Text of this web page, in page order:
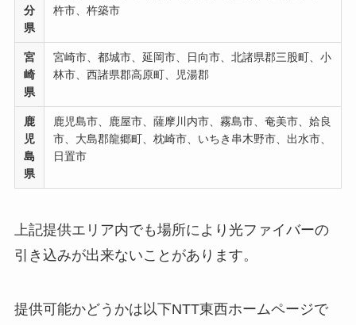
分
県
杵市、杵築市
宮
崎
県
宮崎市、都城市、延岡市、日向市、北諸県郡三股町、小
林市、西諸県郡高原町、児湯郡
鹿
児
島
県
鹿児島市、鹿屋市、薩摩川内市、霧島市、奄美市、姶良
市、大島郡龍郷町、枕崎市、いちき串木野市、出水市、
日置市
上記提供エリア内でも場所により光ファイバーの
引き込みが出来ないことがあります。
提供可能かどうかは以下NTT東西ホームページで